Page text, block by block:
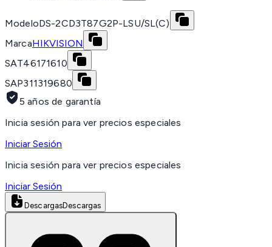
ModeloDS-2CD3T87G2P-LSU/SL(C)
MarcaHIKVISION
SAT46171610
SAP311319680
5 años de garantía
Inicia sesión para ver precios especiales
Iniciar Sesión
Inicia sesión para ver precios especiales
Iniciar Sesión
DescargasDescargas